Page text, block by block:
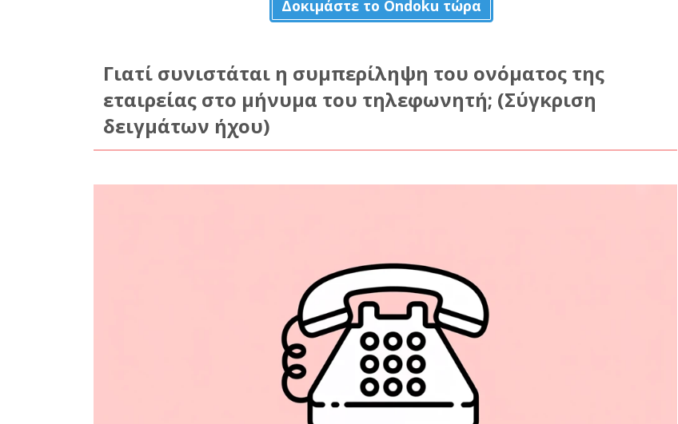
Δοκιμάστε το Ondoku τώρα
Γιατί συνιστάται η συμπερίληψη του ονόματος της
εταιρείας στο μήνυμα του τηλεφωνητή; (Σύγκριση
δειγμάτων ήχου)